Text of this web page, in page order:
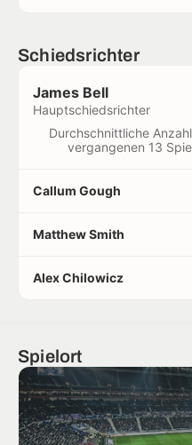
Schiedsrichter
James Bell
Hauptschiedsrichter
Durchschnittliche
vergangenen 13
Callum Gough
Matthew Smith
Alex Chilowicz
Spielort